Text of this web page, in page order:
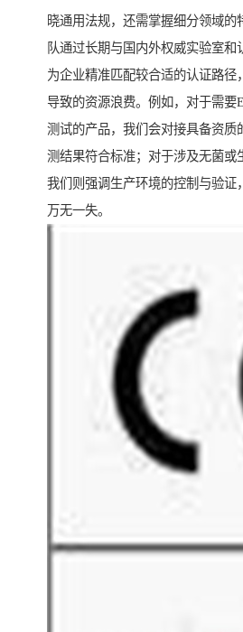
晓通用法规，还需掌握细分领域的
队通过长期与国内外权威实验室和
为企业精准匹配较合适的认证路径
导致的资源浪费。例如，对于需要
测试的产品，我们会对接具备资质
测结果符合标准；对于涉及无菌或
我们则强调生产环境的控制与验证
万无一失。